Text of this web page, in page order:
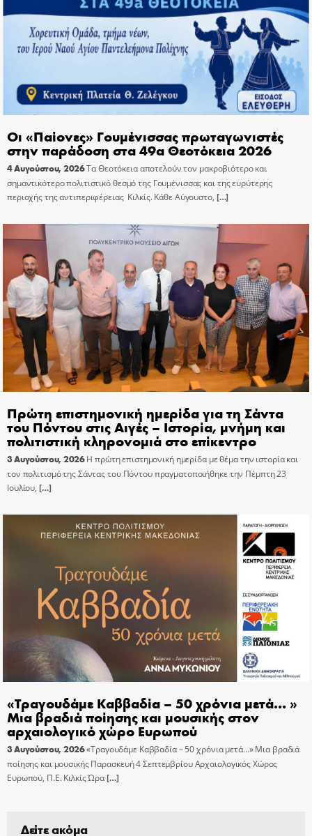
Οι «Παίονες» Γουμένισσας πρωταγωνιστές
στην παράδοση στα 49α Θεοτόκεια 2026
4 Αυγούστου, 2026Τα Θεοτόκεια αποτελούν τον μακροβιότερο και
σημαντικότερο πολιτιστικό θεσμό της Γουμένισσας και της ευρύτερης
περιοχής της αντιπεριφέρειας Κιλκίς. Κάθε Αύγουστο, […]
Πρώτη επιστημονική ημερίδα για τη Σάντα
του Πόντου στις Αιγές – Ιστορία, μνήμη και
πολιτιστική κληρονομιά στο επίκεντρο
3 Αυγούστου, 2026 Η πρώτη επιστημονική ημερίδα με θέμα την ιστορία και
τον πολιτισμό της Σάντας του Πόντου πραγματοποιήθηκε την Πέμπτη 23
Ιουλίου, […]
«Τραγουδάμε Καββαδία – 50 χρόνια μετά… »
Μια βραδιά ποίησης και μουσικής στον
αρχαιολογικό χώρο Ευρωπού
3 Αυγούστου, 2026«Τραγουδάμε Καββαδία – 50 χρόνια μετά…» Μια βραδιά
ποίησης και μουσικής Παρασκευή 4 Σεπτεμβρίου Αρχαιολογικός Χώρος
Ευρωπού, Π.Ε. Κιλκίς Ώρα[…]
Δείτε ακόμα